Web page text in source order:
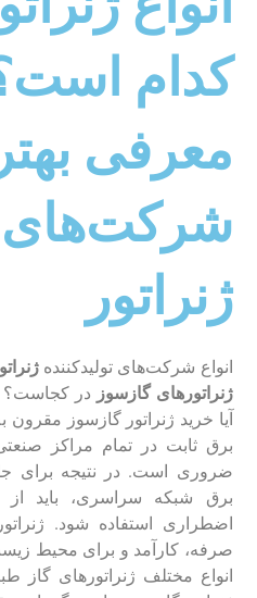
کدام
معرفی
شرکت‌های
ژنراتور
انواع شرکت‌های تولید‌کننده
ژنراتور‌های گازسوز در کجاست؟
آیا خرید ژنراتور گازسوز
برق ثابت در تمام مراکز
ضروری است. در نتیجه برای
برق شبکه سراسری، باید از
اضطراری استفاده شود.
صرفه، کارآمد و برای محیط
انواع مختلف ژنراتور‌های گاز